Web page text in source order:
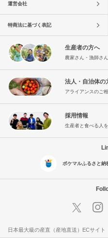
運営会社
特商法に基づく表記
生産者の方へ
農家さん・漁師さ
法人・自治体の
アライアンスのご
採用情報
生産者と食べる人
ポケマルふるさと納
日本最大級の産直（産地直送）ECサイト